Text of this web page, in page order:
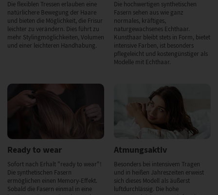
Die flexiblen Tressen erlauben eine
natürlichere Bewegung der Haare
und bieten die Möglichkeit, die Frisur
leichter zu verändern. Dies führt zu
mehr Stylingmöglichkeiten, Volumen
und einer leichteren Handhabung.
Die hochwertigen synthetischen
Fasern sehen aus wie ganz
normales, kräftiges,
naturgewachsenes Echthaar.
Kunsthaar bleibt stets in Form, bietet
intensive Farben, ist besonders
pflegeleicht und kostengünstiger als
Modelle mit Echthaar.
Ready to wear
Sofort nach Erhalt "ready to wear"!
Die synthetischen Fasern
ermöglichen einen Memory-Effekt.
Sobald die Fasern einmal in eine
Atmungsaktiv
Besonders bei intensivem Tragen
und in heißen Jahreszeiten erweist
sich dieses Modell als äußerst
luftdurchlässig. Die hohe